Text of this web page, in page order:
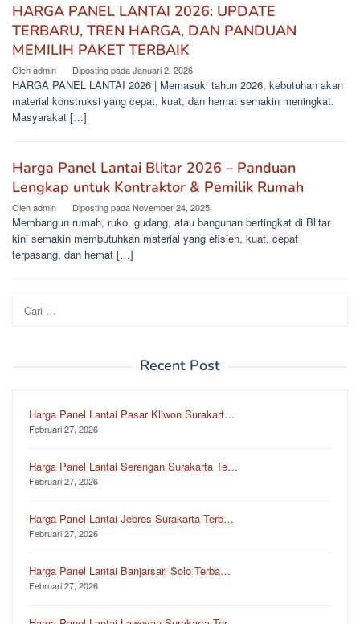
HARGA PANEL LANTAI 2026: UPDATE
TERBARU, TREN HARGA, DAN PANDUAN
MEMILIH PAKET TERBAIK
Olehadmin Diposting padaJanuari 2, 2026
HARGA PANEL LANTAI 2026 | Memasuki tahun 2026, kebutuhan akan
material konstruksi yang cepat, kuat, dan hemat semakin meningkat.
Masyarakat […]
Harga Panel Lantai Blitar 2026 – Panduan
Lengkap untuk Kontraktor & Pemilik Rumah
Olehadmin Diposting padaNovember 24, 2025
Membangun rumah, ruko, gudang, atau bangunan bertingkat di Blitar
kini semakin membutuhkan material yang efisien, kuat, cepat
terpasang, dan hemat […]
Cari
untuk:
Recent Post
Harga Panel Lantai Pasar Kliwon Surakart…
Februari 27, 2026
Harga Panel Lantai Serengan Surakarta Te…
Februari 27, 2026
Harga Panel Lantai Jebres Surakarta Terb…
Februari 27, 2026
Harga Panel Lantai Banjarsari Solo Terba…
Februari 27, 2026